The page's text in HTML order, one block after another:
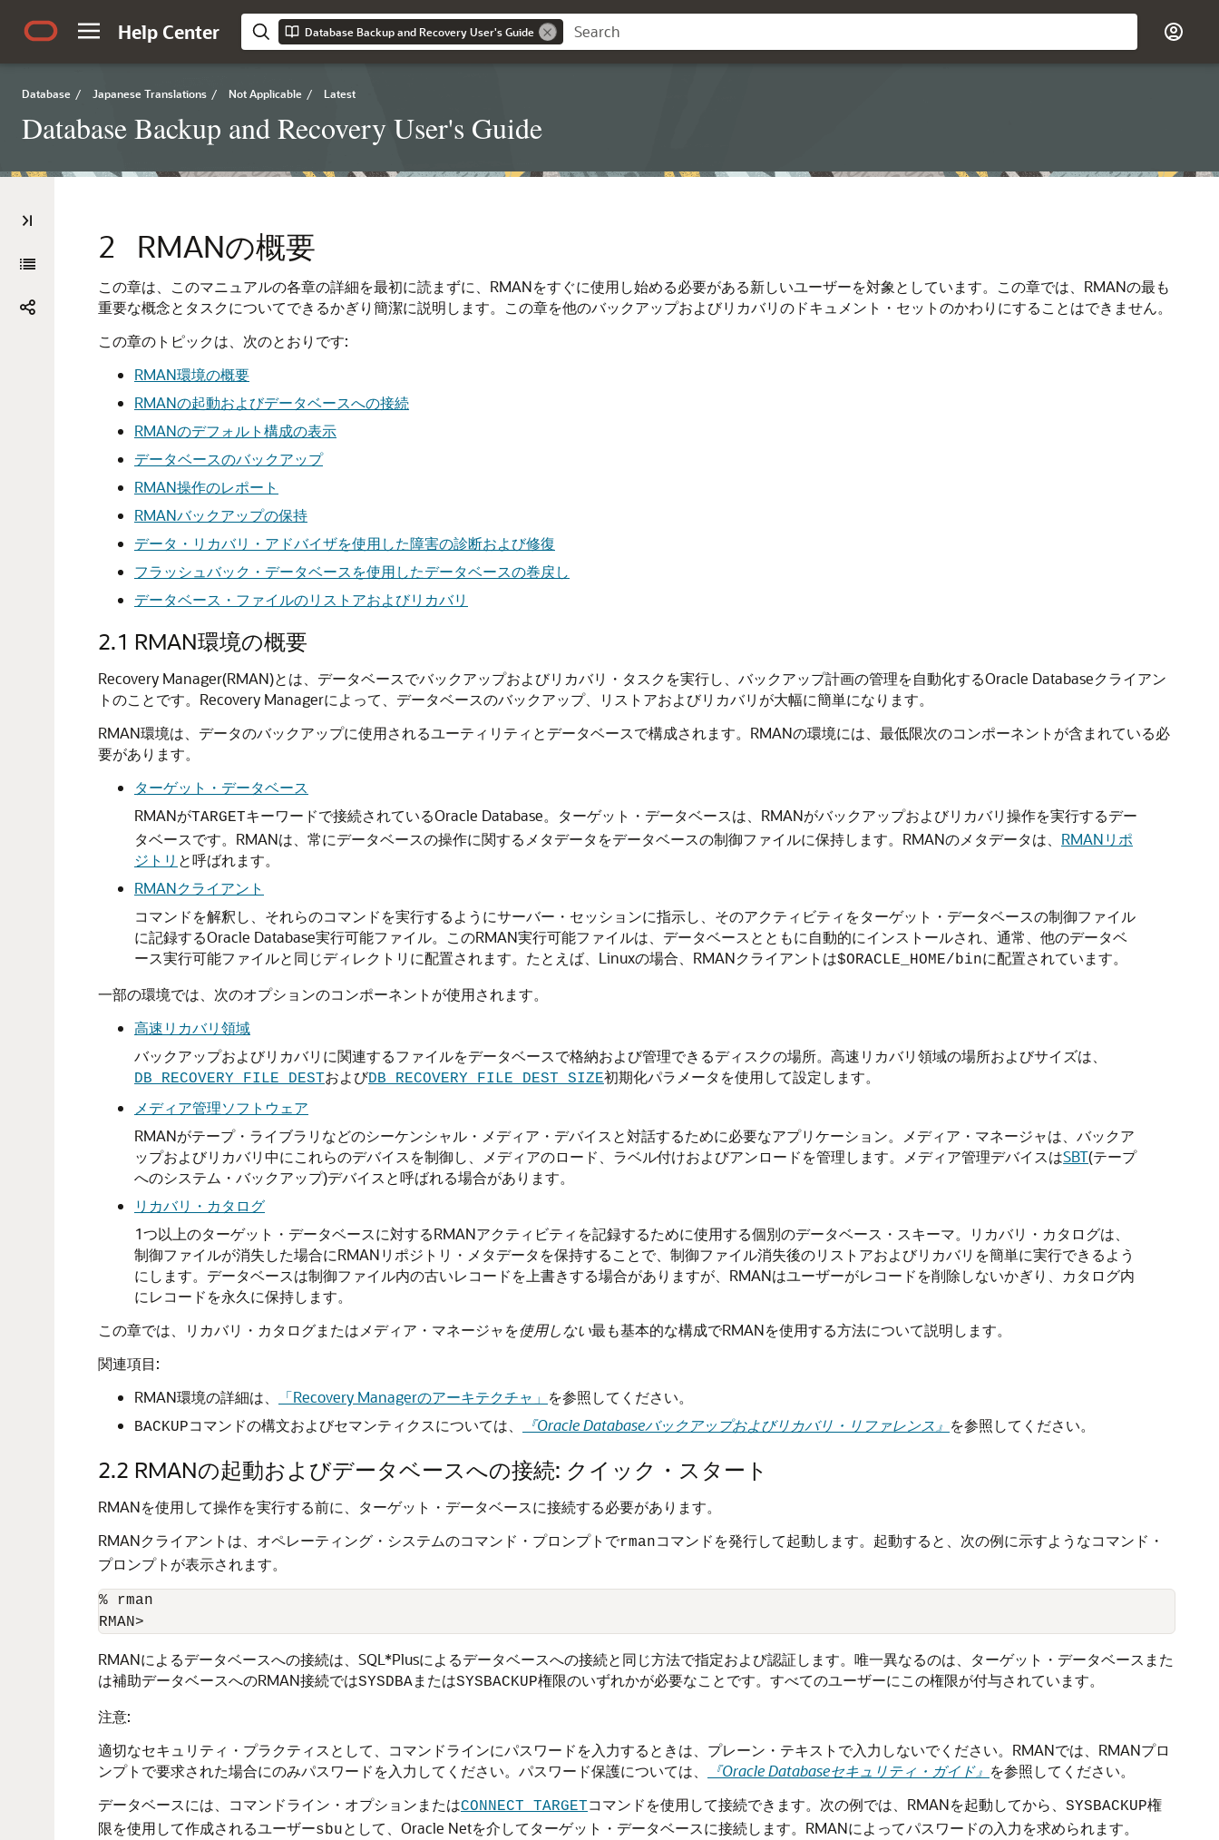
Help Center Database Backup and Recovery User's Guide
Database / Japanese Translations / Not Applicable / Latest
Database Backup and Recovery User's Guide
2 RMANの概要
この章は、このマニュアルの各章の詳細を最初に読まずに、RMANをすぐに使用し始める必要がある新しいユーザーを対象としています。この章では、RMANの最も
重要な概念とタスクについてできるかぎり簡潔に説明します。この章を他のバックアップおよびリカバリのドキュメント・セットのかわりにすることはできません。
この章のトピックは、次のとおりです:
RMAN環境の概要
RMANの起動およびデータベースへの接続
RMANのデフォルト構成の表示
データベースのバックアップ
RMAN操作のレポート
RMANバックアップの保持
データ・リカバリ・アドバイザを使用した障害の診断および修復
フラッシュバック・データベースを使用したデータベースの巻戻し
データベース・ファイルのリストアおよびリカバリ
2.1 RMAN環境の概要
Recovery Manager(RMAN)とは、データベースでバックアップおよびリカバリ・タスクを実行し、バックアップ計画の管理を自動化するOracle Databaseクライアン
トのことです。Recovery Managerによって、データベースのバックアップ、リストアおよびリカバリが大幅に簡単になります。
RMAN環境は、データのバックアップに使用されるユーティリティとデータベースで構成されます。RMANの環境には、最低限次のコンポーネントが含まれている必
要があります。
ターゲット・データベース
RMANがTARGETキーワードで接続されているOracle Database。ターゲット・データベースは、RMANがバックアップおよびリカバリ操作を実行するデー
タベースです。RMANは、常にデータベースの操作に関するメタデータをデータベースの制御ファイルに保持します。RMANのメタデータは、 RMANリポ
ジトリ と呼ばれます。
RMANクライアント
コマンドを解釈し、それらのコマンドを実行するようにサーバー・セッションに指示し、そのアクティビティをターゲット・データベースの制御ファイル
に記録するOracle Database実行可能ファイル。このRMAN実行可能ファイルは、データベースとともに自動的にインストールされ、通常、他のデータベ
ース実行可能ファイルと同じディレクトリに配置されます。たとえば、Linuxの場合、RMANクライアントは$ORACLE_HOME/binに配置されています。
一部の環境では、次のオプションのコンポーネントが使用されます。
高速リカバリ領域
バックアップおよびリカバリに関連するファイルをデータベースで格納および管理できるディスクの場所。高速リカバリ領域の場所およびサイズは、
DB_RECOVERY_FILE_DESTおよびDB_RECOVERY_FILE_DEST_SIZE初期化パラメータを使用して設定します。
メディア管理ソフトウェア
RMANがテープ・ライブラリなどのシーケンシャル・メディア・デバイスと対話するために必要なアプリケーション。メディア・マネージャは、バックア
ップおよびリカバリ中にこれらのデバイスを制御し、メディアのロード、ラベル付けおよびアンロードを管理します。メディア管理デバイスはSBT(テープ
へのシステム・バックアップ)デバイスと呼ばれる場合があります。
リカバリ・カタログ
1つ以上のターゲット・データベースに対するRMANアクティビティを記録するために使用する個別のデータベース・スキーマ。リカバリ・カタログは、
制御ファイルが消失した場合にRMANリポジトリ・メタデータを保持することで、制御ファイル消失後のリストアおよびリカバリを簡単に実行できるよう
にします。データベースは制御ファイル内の古いレコードを上書きする場合がありますが、RMANはユーザーがレコードを削除しないかぎり、カタログ内
にレコードを永久に保持します。
この章では、リカバリ・カタログまたはメディア・マネージャを使用しない最も基本的な構成でRMANを使用する方法について説明します。
関連項目:
RMAN環境の詳細は、
「Recovery Managerのアーキテクチャ」 を参照してください。
BACKUPコマンドの構文およびセマンティクスについては、 『Oracle Databaseバックアップおよびリカバリ・リファレンス』 を参照してください。
2.2 RMANの起動およびデータベースへの接続: クイック・スタート
RMANを使用して操作を実行する前に、ターゲット・データベースに接続する必要があります。
RMANクライアントは、オペレーティング・システムのコマンド・プロンプトでrmanコマンドを発行して起動します。起動すると、次の例に示すようなコマンド・
プロンプトが表示されます。
% rman
RMANによるデータベースへの接続は、SQL*Plusによるデータベースへの接続と同じ方法で指定および認証します。唯一異なるのは、ターゲット・データベースまた
は補助データベースへのRMAN接続ではSYSDBAまたはSYSBACKUP権限のいずれかが必要なことです。すべてのユーザーにこの権限が付与されています。
注意:
適切なセキュリティ・プラクティスとして、コマンドラインにパスワードを入力するときは、プレーン・テキストで入力しないでください。RMANでは、RMANプロ
ンプトで要求された場合にのみパスワードを入力してください。パスワード保護については、
『Oracle Databaseセキュリティ・ガイド』 を参照してください。
データベースには、コマンドライン・オプションまたはCONNECT TARGETコマンドを使用して接続できます。次の例では、RMANを起動してから、 SYSBACKUP権
限を使用して作成されるユーザーsbuとして、Oracle Netを介してターゲット・データベースに接続します。RMANによってパスワードの入力を求められます。